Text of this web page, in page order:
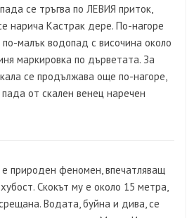
се тръгва по ЛЕВИЯ приток,
нарича Кастрак дере. По-нагоре
малък водопад с височина около
маркировка по дърветата. За
се продължава още по-нагоре,
от скален венец наречен
е природен феномен, впечатляващ
Скокът му е около 15 метра,
Водата, буйна и дива, се